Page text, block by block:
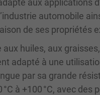
aux applications
automobile
de ses propriétés
huiles, aux
adapté à une
par sa grande
à +100 °C, avec des